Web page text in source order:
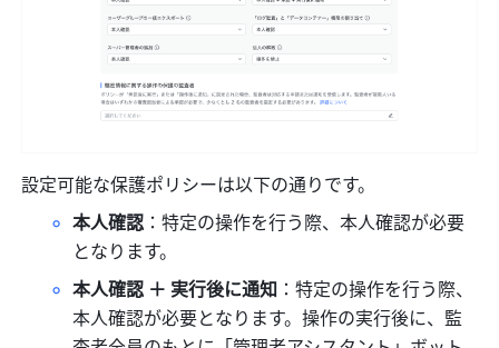
設定可能な保護ポリシーは以下の通りです。
本人確認 ：特定の操作を行う際、本人確認が必要
となります。
本人確認 ＋ 実行後に通知 ：特定の操作を行う際、
本人確認が必要となります。操作の実行後に、監